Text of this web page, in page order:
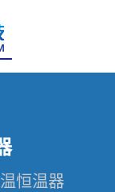
恒温器